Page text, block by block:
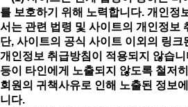
를 보호하기 위해 노력합니다. 개인정
서는 관련 법령 및 사이트의 개인정보
단, 사이트의 공식 사이트 이외의 링크
개인정보 취급방침이 적용되지 않습
등이 타인에게 노출되지 않도록 철저
회원의 귀책사유로 인해 노출된 정보
니다.